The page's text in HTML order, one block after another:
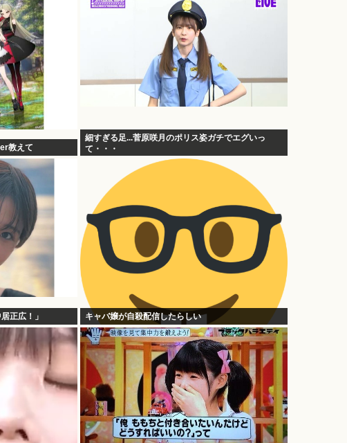
教えて
細すぎる足...菅原咲月のポリス姿ガチでエグいっ
て・・・
正広！」 キャバ嬢が自殺配信したらしい